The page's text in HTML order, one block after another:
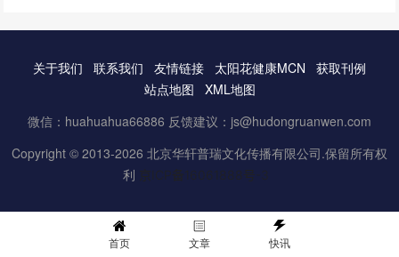
关于我们 联系我们 友情链接 太阳花健康MCN
获取刊例
站点地图
XML地图
微信：huahuahua66886 反馈建议：js@hudongruanwen.com
Copyright © 2013-2026 北京华轩普瑞文化传播有限公司.保留所有权
利 京ICP备16061888号-3
首页 文章 快讯